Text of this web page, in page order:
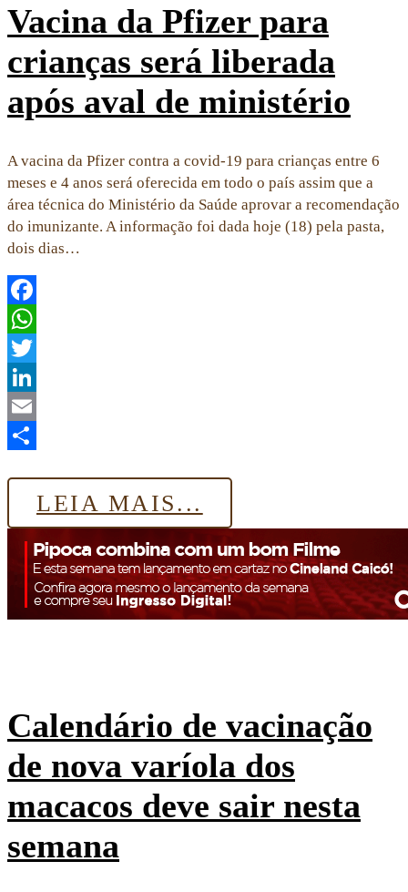
Vacina da Pfizer para
crianças será liberada
após aval de ministério
A vacina da Pfizer contra a covid-19 para crianças entre 6
meses e 4 anos será oferecida em todo o país assim que a
área técnica do Ministério da Saúde aprovar a recomendação
do imunizante. A informação foi dada hoje (18) pela pasta,
dois dias…
Facebook
WhatsApp
Twitter
LinkedIn
Email
LEIA MAIS...
Calendário de vacinação
de nova varíola dos
macacos deve sair nesta
semana